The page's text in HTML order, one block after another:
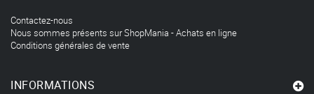
Contactez-nous
Nous sommes présents sur ShopMania - Achats en ligne
Conditions générales de vente
INFORMATIONS